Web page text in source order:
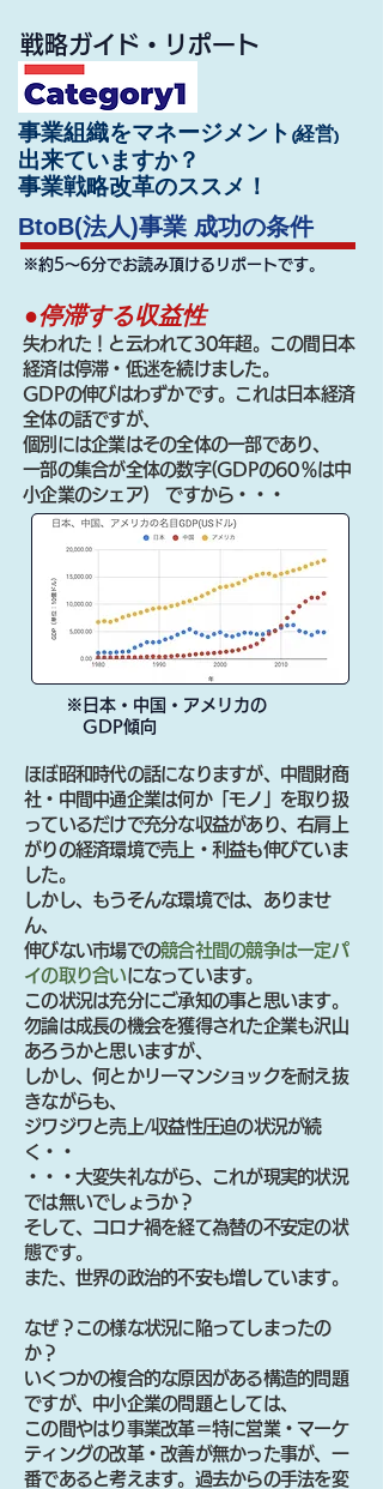
戦略ガイド・リポート
事業組織をマネージメント₍経営₎
​出来ていますか？
​事業戦略改革のススメ！
BtoB(法人)事業 成功の条件
※約5～6分でお読み頂けるリポートです。
●停滞する収益性
失われた！と云われて30年超。この間日本
経済は停滞・低迷を続けました。
GDPの伸びはわずかです。これは日本経済
全体の話ですが、
個別には企業はその全体の一部であり、
一部の集合が全体の数字(GDPの60％は中
小企業のシェア) ですから・・・
※日本・中国・アメリカの
GDP傾向
ほぼ昭和時代の話になりますが、中間財商
社・中間中通企業は何か「モノ」を取り扱
っているだけで充分な収益があり、右肩上
がりの経済環境で売上・利益も伸びていま
した。
しかし、もうそんな環境では、ありませ
ん、
伸びない市場での競合社間の競争は一定パ
イの取り合いになっています。
この状況は充分にご承知の事と思います。
勿論は成長の機会を獲得された企業も沢山
あろうかと思いますが、
しかし、何とかリーマンショックを耐え抜
きながらも、
ジワジワと売上/収益性圧迫の状況が続
く・・
・・・大変失礼ながら、これが現実的状況
では無いでしょうか？
そして、コロナ禍を経て為替の不安定の状
態です。
また、世界の政治的不安も増しています。
なぜ？この様な状況に陥ってしまったの
か？
いくつかの複合的な原因がある構造的問題
ですが、中小企業の問題としては、
この間やはり事業改革＝特に営業・マーケ
ティングの改革・改善が無かった事が、一
番であると考えます。過去からの手法を変